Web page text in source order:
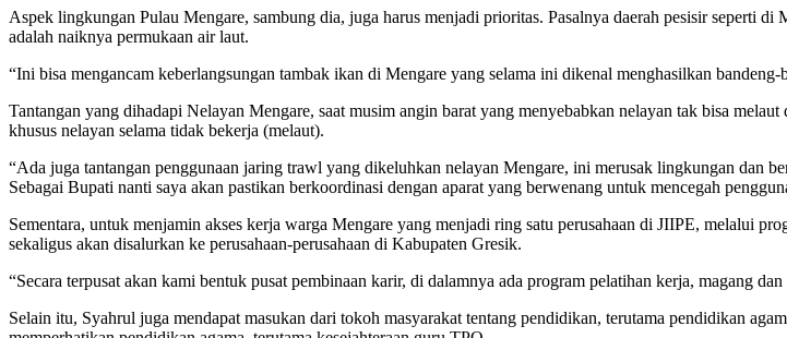
Aspek lingkungan Pulau Mengare, sambung dia, juga harus menjadi prioritas. Pasalnya daerah pesisir seperti
adalah naiknya permukaan air laut.
“Ini bisa mengancam keberlangsungan tambak ikan di Mengare yang selama ini dikenal menghasilkan bandeng-
Tantangan yang dihadapi Nelayan Mengare, saat musim angin barat yang menyebabkan nelayan tak bisa
khusus nelayan selama tidak bekerja (melaut).
“Ada juga tantangan penggunaan jaring trawl yang dikeluhkan nelayan Mengare, ini merusak lingkungan dan
Sebagai Bupati nanti saya akan pastikan berkoordinasi dengan aparat yang berwenang untuk mencegah
Sementara, untuk menjamin akses kerja warga Mengare yang menjadi ring satu perusahaan di JIIPE, melalui
sekaligus akan disalurkan ke perusahaan-perusahaan di Kabupaten Gresik.
“Secara terpusat akan kami bentuk pusat pembinaan karir, di dalamnya ada program pelatihan kerja, magang
Selain itu, Syahrul juga mendapat masukan dari tokoh masyarakat tentang pendidikan, terutama pendidikan